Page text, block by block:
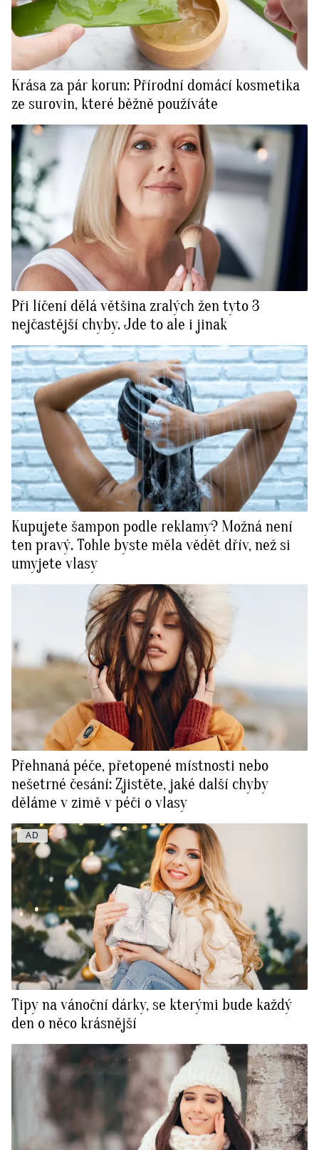
Krása za pár korun: Přírodní domácí kosmetika
ze surovin, které běžně používáte
Při líčení dělá většina zralých žen tyto 3
nejčastější chyby. Jde to ale i jinak
Kupujete šampon podle reklamy? Možná není
ten pravý. Tohle byste měla vědět dřív, než si
umyjete vlasy
Přehnaná péče, přetopené místnosti nebo
nešetrné česání: Zjistěte, jaké další chyby
děláme v zimě v péči o vlasy
AD
Tipy na vánoční dárky, se kterými bude každý
den o něco krásnější